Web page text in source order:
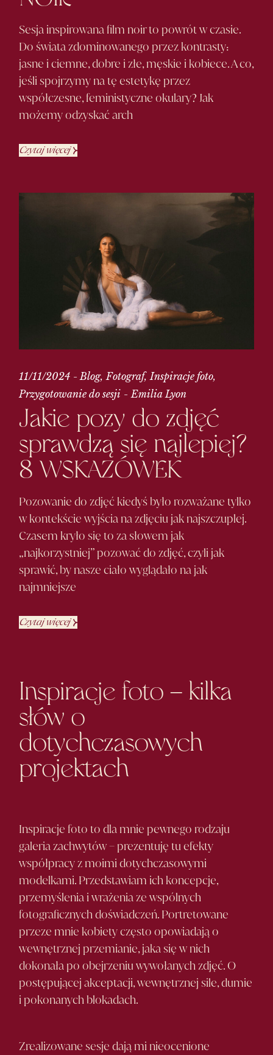
Sesja inspirowana film noir to powrót w czasie.
Do świata zdominowanego przez kontrasty:
jasne i ciemne, dobre i złe, męskie i kobiece. A co,
jeśli spojrzymy na tę estetykę przez
współczesne, feministyczne okulary? Jak
możemy odzyskać arch
Czytaj więcej
11/11/2024 Blog Fotograf Inspiracje foto
Przygotowanie do sesji
Emilia Lyon
Jakie pozy do zdjęć
sprawdzą się najlepiej?
8 WSKAZÓWEK
Pozowanie do zdjęć kiedyś było rozważane tylko
w kontekście wyjścia na zdjęciu jak najszczuplej.
Czasem kryło się to za słowem jak
„najkorzystniej” pozować do zdjęć, czyli jak
sprawić, by nasze ciało wyglądało na jak
najmniejsze
Czytaj więcej
Inspiracje foto – kilka
słów o
dotychczasowych
projektach
Inspiracje foto to dla mnie pewnego rodzaju
galeria zachwytów – prezentuję tu efekty
współpracy z moimi dotychczasowymi
modelkami. Przedstawiam ich koncepcje,
przemyślenia i wrażenia ze wspólnych
fotograficznych doświadczeń. Portretowane
przeze mnie kobiety często opowiadają o
wewnętrznej przemianie, jaka się w nich
dokonała po obejrzeniu wywołanych zdjęć. O
postępującej akceptacji, wewnętrznej sile, dumie
i pokonanych blokadach.
Zrealizowane sesje dają mi nieocenione